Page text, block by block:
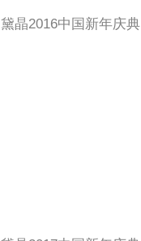
黛晶2016中国新年庆典